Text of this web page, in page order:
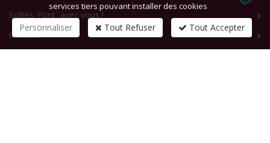
Solliès-Pont, avec vous !
Contact
services tiers pouvant installer des cookies
Personnaliser Tout Refuser Tout Accepter